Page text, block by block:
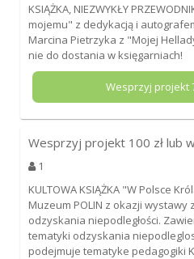
KSIĄŻKA, NIEZWYKŁY
mojemu" z dedykacją i
Marcina Pietrzyka z "Mojej
nie do dostania w księgarniach!
Wesprzyj projekt
Wesprzyj projekt 100 zł lub
1
KULTOWA KSIĄŻKA "W Polsce
Muzeum POLIN z okazji
odzyskania niepodległości.
tematyki odzyskania
podejmuje tematyke pedagogiki